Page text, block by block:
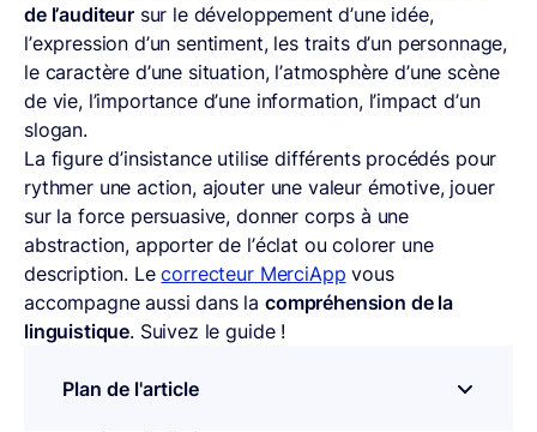
de l’auditeursur le développement d’une idée,
l’expression d’un sentiment, les traits d’un personnage,
le caractère d’une situation, l’atmosphère d’une scène
de vie, l’importance d’une information, l’impact d’un
slogan.
La figure d’insistance utilise différents procédés pour
rythmer une action, ajouter une valeur émotive, jouer
sur la force persuasive, donner corps à une
abstraction, apporter de l’éclat ou colorer une
description. Lecorrecteur MerciApp vous
accompagne aussi dans la compréhension de la
linguistique. Suivez le guide !
Plan de l'article